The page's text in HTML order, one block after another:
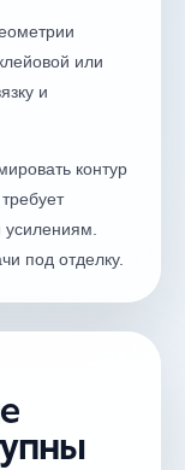
или
и
контур
под отделку.